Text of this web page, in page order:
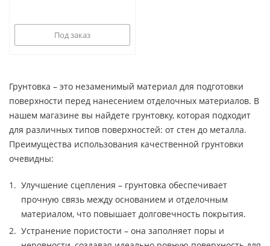
Под заказ
Грунтовка – это незаменимый материал для подготовки
поверхности перед нанесением отделочных материалов. В
нашем магазине вы найдете грунтовку, которая подходит
для различных типов поверхностей: от стен до металла.
Преимущества использования качественной грунтовки
очевидны:
Улучшение сцепления – грунтовка обеспечивает
прочную связь между основанием и отделочным
материалом, что повышает долговечность покрытия.
Устранение пористости – она заполняет поры и